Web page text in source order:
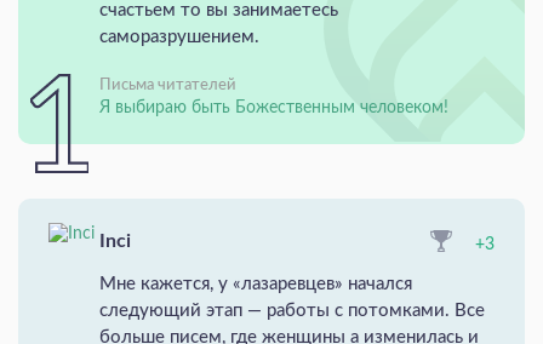
счастьем то вы занимаетесь
саморазрушением.
Письма читателей
Я выбираю быть Божественным человеком!
Inci +3
Мне кажется, у «лазаревцев» начался
следующий этап — работы с потомками. Все
больше писем, где женщины а изменилась и